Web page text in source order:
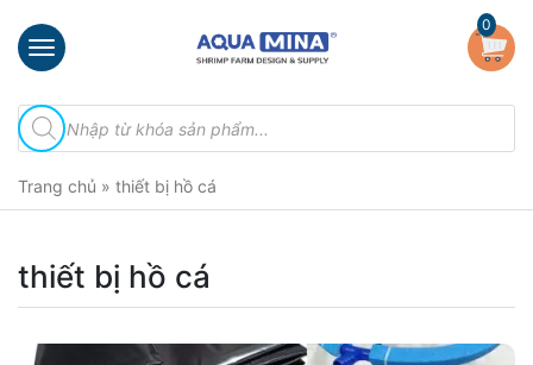
×
chủ
thiệu
phẩm
Đầu
0
Tìm
kiếm
sản
Trang chủ » thiết bị hồ cá
thiết bị hồ cá